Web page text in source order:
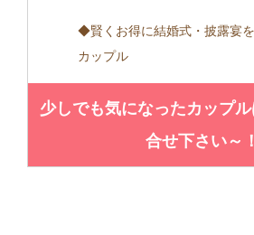
◆賢くお得に結婚式・披露宴
カップル
少しでも気になったカップ
合せ下さい～！